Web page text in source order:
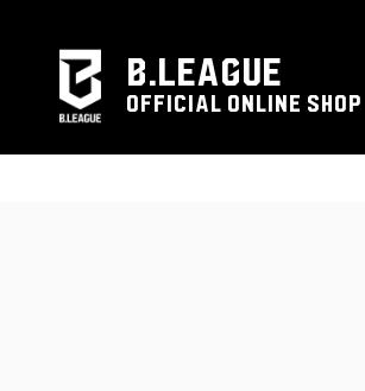
B.LEAGUE
OFFICIAL ONLINE SHOP